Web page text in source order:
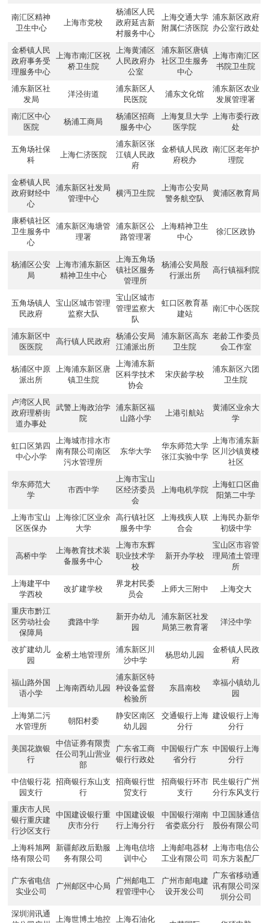
南汇区精神
卫生中心
上海市党校
杨浦区人民
政府延吉新
村服务中心
上海交通大学
附属仁济医院
浦东新区政府
办公室行政处
金桥镇人民
政府事务受
理服务中心
上海市南汇区祝
桥卫生院
上海黄浦区
人民政府办
公室
浦东新区唐镇
社区卫生服务
中心
上海市南汇区
书院卫生院
浦东新区社
发局
洋泾街道
浦东新区人
民医院
浦东文化馆
浦东新区农业
发展管理署
南汇区中心
医院
杨浦工商局
杨浦区招商
服务中心
上海复旦大学
医学院
上海市委行政
处
五角场社保
科
上海仁济医院
浦东新区张
江镇人民政
府
金桥镇人民政
府税办
南汇区老年护
理院
金桥镇人民
政府财经中
心
浦东新区社发局
管理中心
横沔卫生院
上海市公安局
警务航空队
黄浦区教育局
康桥镇社区
卫生服务中
心
浦东新区海塘管
理署
浦东新区公
路管理署
上海精神卫生
中心
徐汇区政协
杨浦区公安
局
上海市浦东新区
精神卫生中心
上海五角场
镇社区服务
管理所
杨浦公安局殷
行派出所
高行镇福利院
五角场镇人
民政府
宝山区城市管理
监察大队
宝山区城市
管理监察大
队
虹口区教育基
建站
南汇中心医院
浦东新区中
医医院
高行镇人民政府
杨浦公安局
江浦派出所
浦东新区高东
卫生院
老龄工作委员
会工作室
杨浦区中原
派出所
上海浦东新区唐
镇卫生院
上海浦东新
区科学技术
协会
宋庆龄学校
浦东新区六团
卫生院
卢湾区人民
政府理桥街
道办事处
武警上海政治学
院
浦东新区福
山路小学
上港引航站
黄浦区业余大
学
虹口区第四
中心小学
上海城市排水市
南有限公司南区
污水管理所
东华大学
华东师范大学
张江实验中学
上海市浦东新
区川沙镇黄楼
社区
华东师范大
学
市西中学
上海市宝山
区经济委员
会
上海电机学院
上海虹口区曲
阳第二中学
上海市宝山
区医保办
上海徐汇区业余
大学
高行镇社区
服务中学
上海残疾人联
合会
上海民办新华
初级中学
高桥中学
上海教育技术装
备服务中心
上海市东辉
职业技术学
校
新开办学校
宝山区市容管
理局渣土管理
所
上海建平中
学西校
改扩建学校
界龙村民委
员会
上师大三附中 上海交大
重庆市黔江
区劳动社会
保障局
龚路中学
新开办幼儿
园
浦东新区社发
局第三教育署
洋泾中学
改扩建幼儿
园
金桥土地管理所
浦东新区川
沙中学
杨思幼儿园
金桥镇人民政
府
福山路外国
语小学
上海南西幼儿园
浦东新区特
种设备监督
检验所
东昌南校
幸福小镇幼儿
园
上海第二污
水管理所
朝阳村委
静安区南区
幼儿园
交通银行上海
分行
建设银行上海
分行
美国花旗银
行
中信证券有限责
任公司乳山营业
部
广东省工商
银行行政处
中国银行广东
省分行
中国银行上海
分行
中信银行花
园支行
招商银行东山支
行
招商银行世
贸支行
招商银行环市
支行
民生银行广州
分行东风支行
重庆市人民
银行重庆建
行沙区支行
中国建设银行重
庆市分行
中国建设银
行上海分行
中国银行湖南
省娄底分行
中卫国脉通信
股份有限公司
上海科旭网
络有限公司
新疆邮政后勤服
务有限公司
上海电信培
训中心
上海邮电器材
工业有限公司
上海市电信公
司东方装配厂
广东省电信
实业公司
广州邮区中心局
广州邮电工
程管理中心
广州市邮电建
设开发公司
广东省移动通
讯有限公司深
圳分公司
深圳润讯通
上海世博土地控
上海石油化